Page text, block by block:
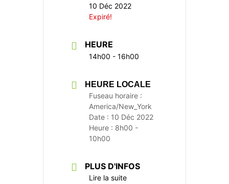
10 Déc 2022
Expiré!
HEURE
14h00 - 16h00
HEURE LOCALE
Fuseau horaire :
America/New_York
Date : 10 Déc 2022
Heure : 8h00 -
10h00
PLUS D'INFOS
Lire la suite